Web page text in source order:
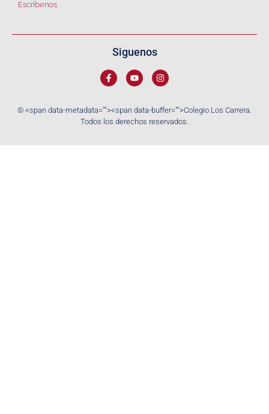
Escríbenos
© <span data-metadata=""><span data-buffer="">Colegio Los Carrera.
Todos los derechos reservados.
Siguenos